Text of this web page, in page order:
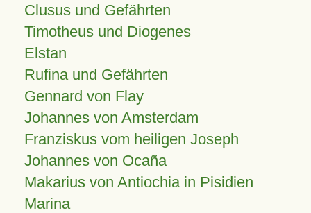
Clusus und Gefährten
Timotheus und Diogenes
Elstan
Rufina und Gefährten
Gennard von Flay
Johannes von Amsterdam
Franziskus vom heiligen Joseph
Johannes von Ocaña
Makarius von Antiochia in Pisidien
Marina